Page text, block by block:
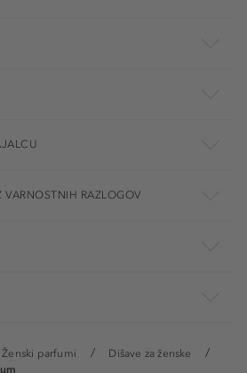
Ženski parfumi
Dišave za ženske
RAZLOGOV